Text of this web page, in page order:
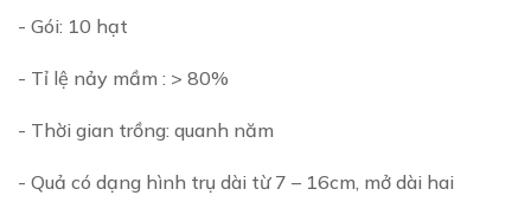
- Gói: 10 hạt
- Tỉ lệ nảy mầm : > 80%
- Thời gian trồng: quanh năm
- Quả có dạng hình trụ dài từ 7 – 16cm, mở dài hai